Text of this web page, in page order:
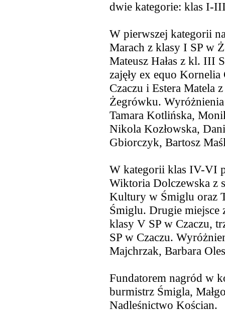
dwie kategorie: klas I-
W pierwszej kategorii
Marach z klasy I SP w
Mateusz Hałas z kl. III
zajęły ex equo
Czaczu i Estera Matela
Żegrówku.
Tamara Kotlińska,
Nikola Kozłowska,
Gbiorczyk, Bartosz
W kategorii klas IV-VI
Wiktoria Dolczewska z
Kultury w Śmiglu oraz
Śmiglu. Drugie miejsce
klasy V SP w Czaczu,
SP w Czaczu.
Majchrzak, Barbara
Fundatorem nagród w
burmistrz Śmigla,
Nadleśnictwo Kościan.